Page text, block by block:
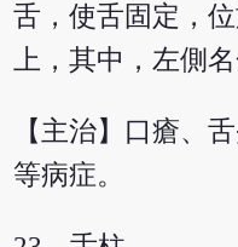
舌，使舌固定，
上，其中，左側
【主治】口瘡、
等病症。